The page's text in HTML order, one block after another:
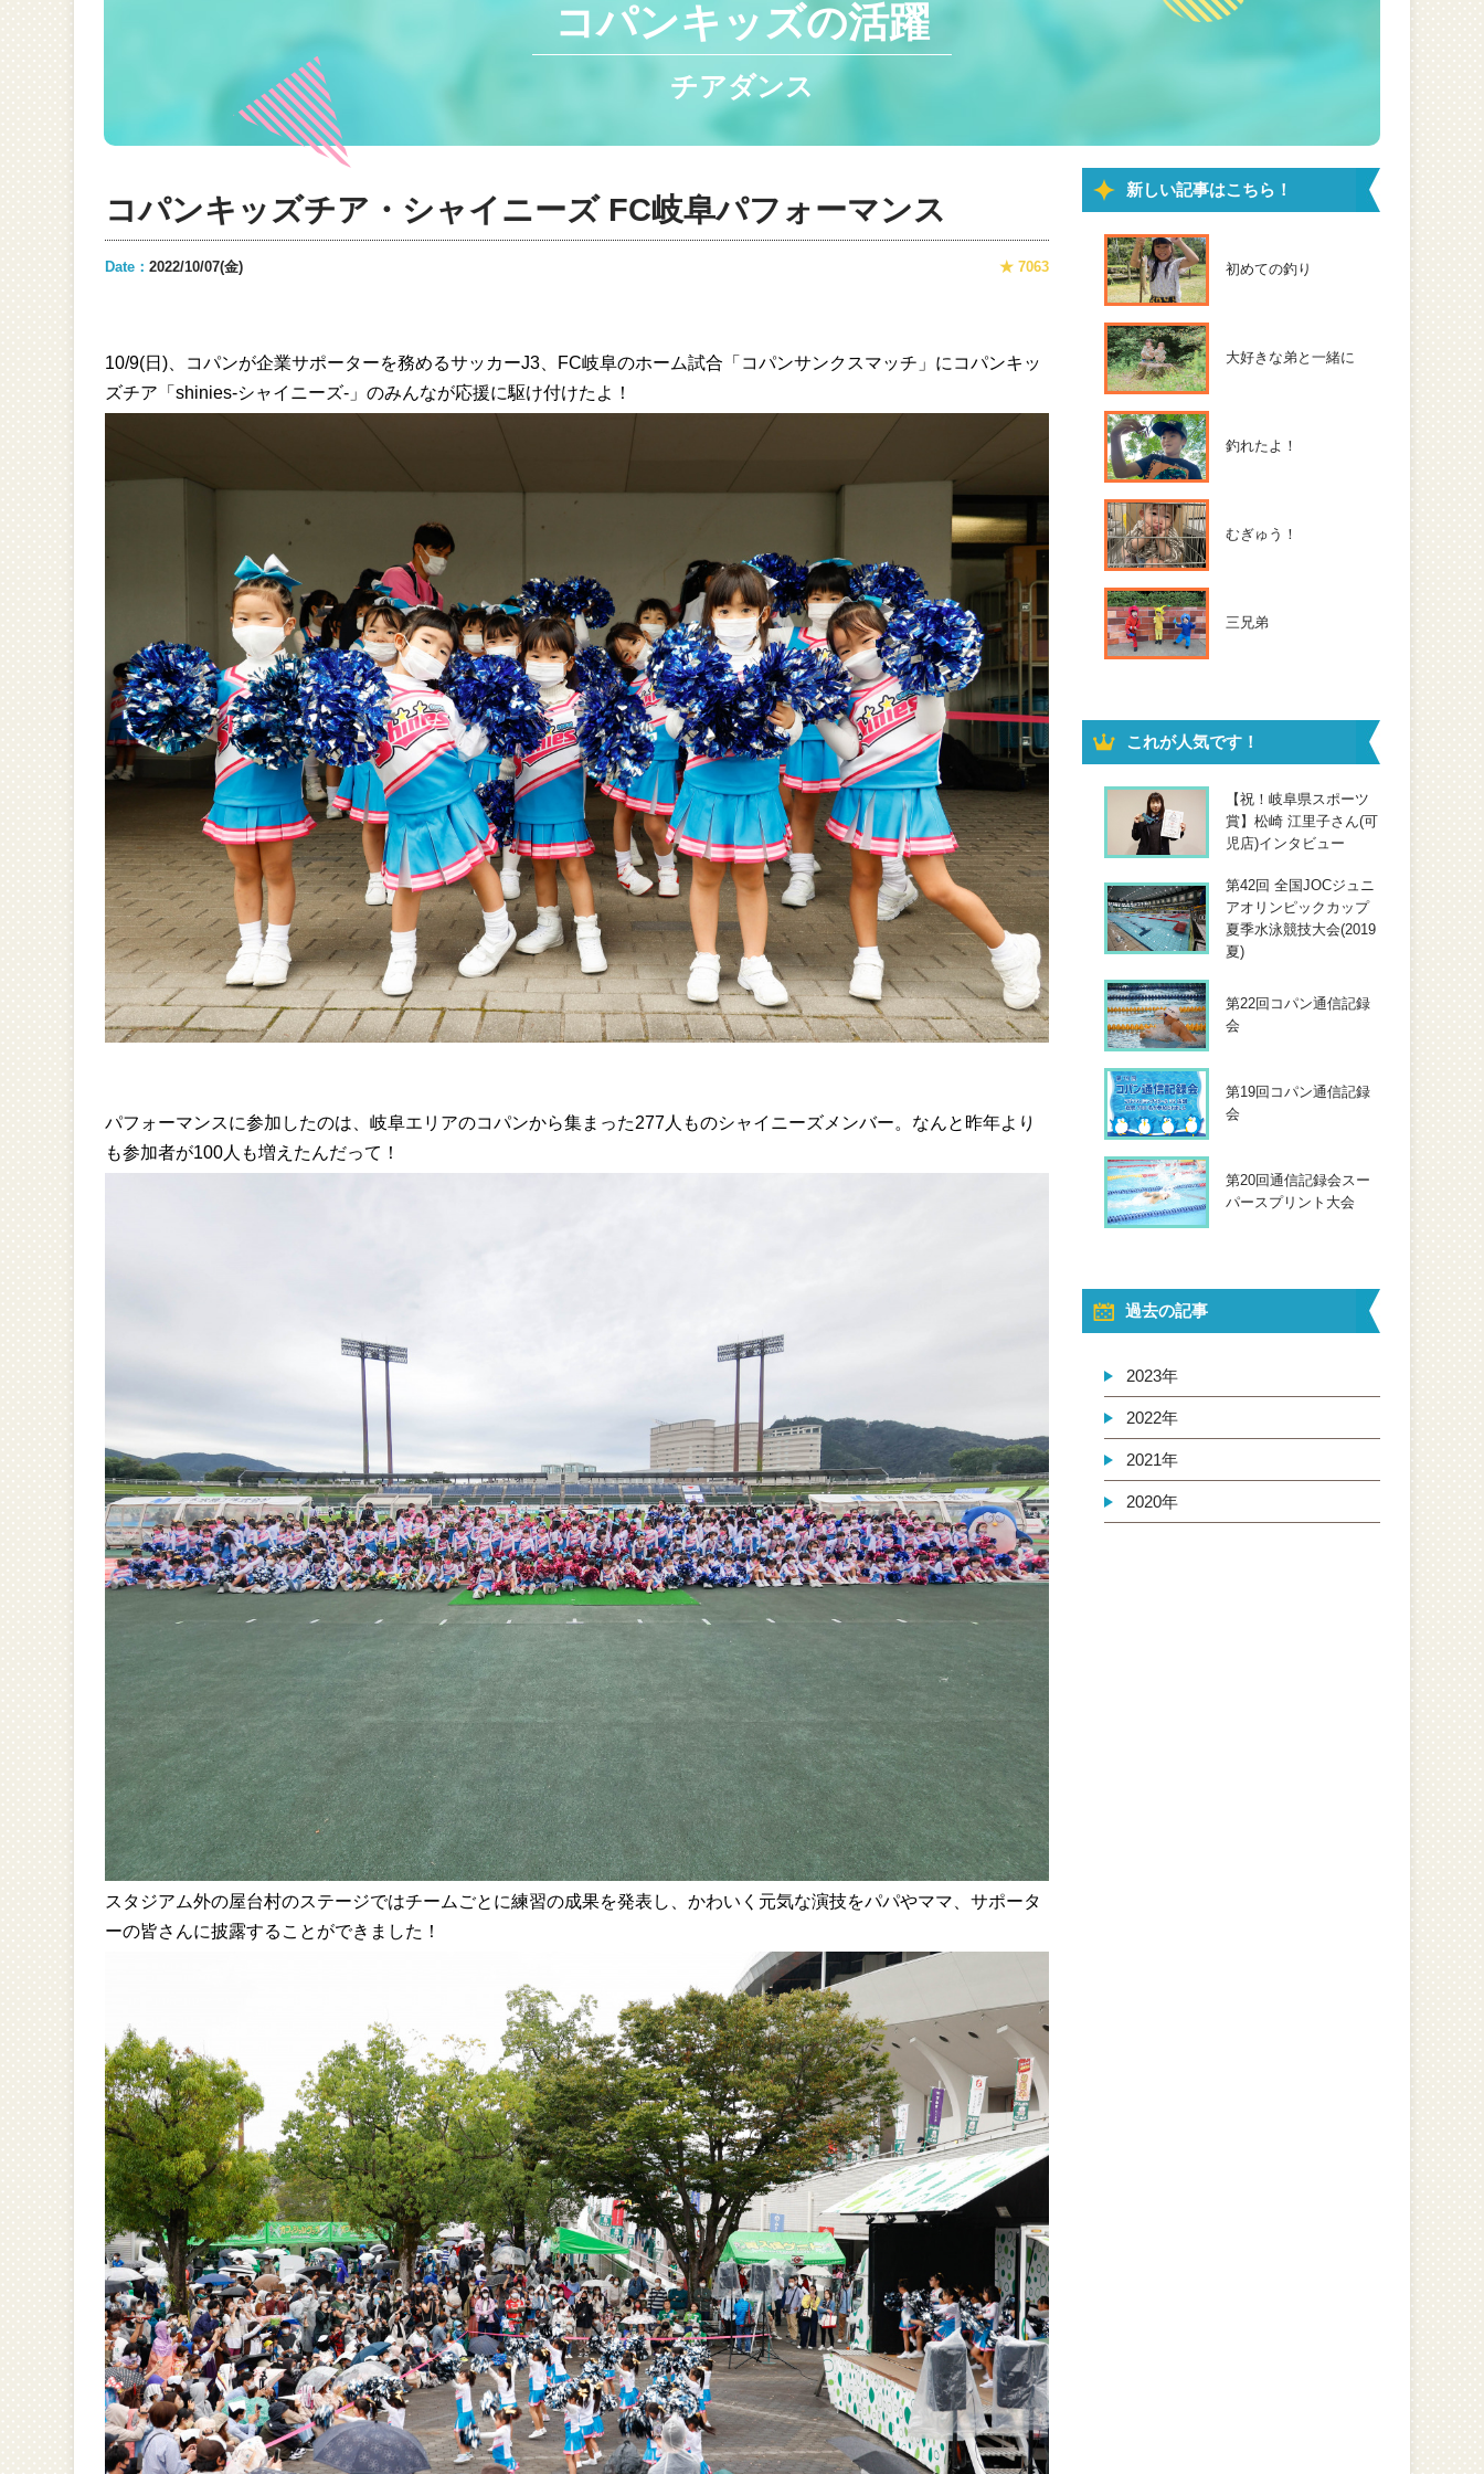
コパンキッズの活躍
チアダンス
コパンキッズチア・シャイニーズ FC岐阜パフォーマンス
Date： 2022/10/07(金) ★ 7063
10/9(日)、 コパンが企業サポーターを務めるサッカーJ3、FC岐阜のホーム試合「コパンサンクスマッチ」に コパンキッ
ズチア「shinies-シャイニーズ-」 のみんなが応援に駆け付けたよ！
パフォーマンスに参加したのは、岐阜エリアのコパンから集まった277人ものシャイニーズメンバー。なんと昨年より
も参加者が100人も増えたんだって！
スタジアム外の屋台村のステージではチームごとに練習の成果を発表し、かわいく元気な演技をパパやママ、サポータ
ーの皆さんに披露することができました！
新しい記事はこちら！
初めての釣り
大好きな弟と一緒に
釣れたよ！
むぎゅう！
三兄弟
これが人気です！
【祝！岐阜県スポーツ
賞】松崎 江里子さん(可
児店)インタビュー
第42回 全国JOCジュニ
アオリンピックカップ
夏季水泳競技大会(2019
夏)
第22回コパン通信記録
会
第19回コパン通信記録
会
第20回通信記録会スー
パースプリント大会
過去の記事
2023年
2022年
2021年
2020年